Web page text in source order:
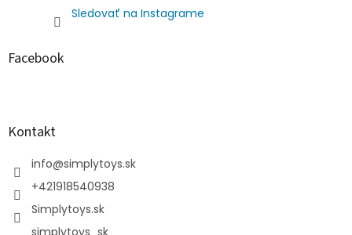
Sledovať na Instagrame
Facebook
Kontakt
info@simplytoys.sk
+421918540938
Simplytoys.sk